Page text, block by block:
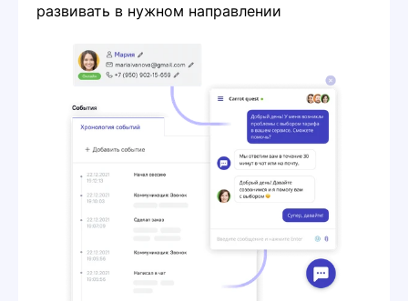
развивать в нужном направлении